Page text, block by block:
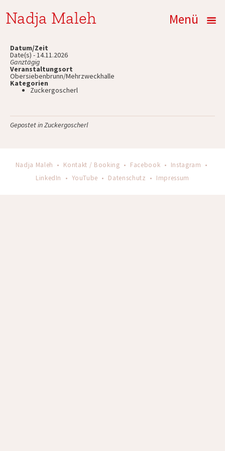
Nadja Maleh Menü
Datum/Zeit
Date(s) - 14.11.2026
Ganztägig
Veranstaltungsort
Obersiebenbrunn/Mehrzweckhalle
Kategorien
Zuckergoscherl
Gepostet inZuckergoscherl
Nadja Maleh • Kontakt / Booking • Facebook • Instagram •
LinkedIn
• YouTube • Datenschutz • Impressum